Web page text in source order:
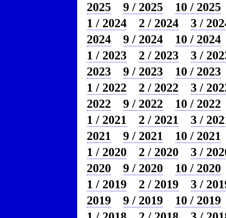
2025
9 / 2025
10 / 2025
1 / 2024
2 / 2024
3 /
2024
9 / 2024
10 / 2024
1 / 2023
2 / 2023
3 /
2023
9 / 2023
10 / 2023
1 / 2022
2 / 2022
3 /
2022
9 / 2022
10 / 2022
1 / 2021
2 / 2021
3 /
2021
9 / 2021
10 / 2021
1 / 2020
2 / 2020
3 /
2020
9 / 2020
10 / 2020
1 / 2019
2 / 2019
3 /
2019
9 / 2019
10 / 2019